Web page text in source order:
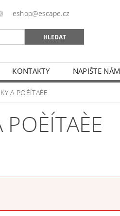
eshop@escape.cz
KONTAKTY NAPIŠTE NÁM
A POÈÍTAÈE